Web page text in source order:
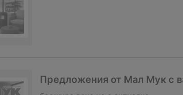
Предложения от Мал Мук с